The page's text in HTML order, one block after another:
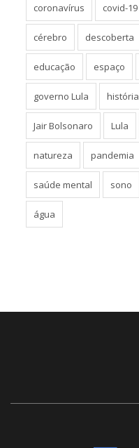
coronavírus covid-19
cérebro descoberta
educação espaço
governo Lula história
Jair Bolsonaro Lula
natureza pandemia
saúde mental sono
água